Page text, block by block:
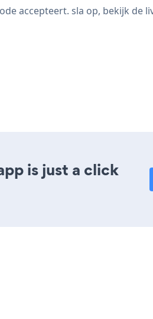
accepteert. sla op, bekijk de
is just a click